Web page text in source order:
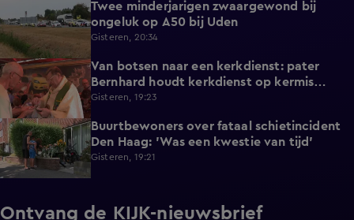
Twee minderjarigen zwaargewond bij
ongeluk op A50 bij Uden
Gisteren, 20:34
1:39
Van botsen naar een kerkdienst: pater
Bernhard houdt kerkdienst op kermis
Hoorn
Gisteren, 19:23
1:15
Buurtbewoners over fataal schietincident
Den Haag: 'Was een kwestie van tijd'
Gisteren, 19:21
Ontvang de KIJK-nieuwsbrief